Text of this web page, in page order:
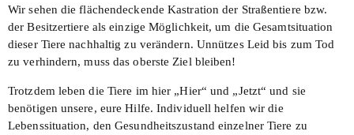
Wir sehen die flächendeckende Kastration der Straßentiere bzw.
der Besitzertiere als einzige Möglichkeit, um die Gesamtsituation
dieser Tiere nachhaltig zu verändern. Unnützes Leid bis zum Tod
zu verhindern, muss das oberste Ziel bleiben!
Trotzdem leben die Tiere im hier „Hier“ und „Jetzt“ und sie
benötigen unsere, eure Hilfe. Individuell helfen wir die
Lebenssituation, den Gesundheitszustand einzelner Tiere zu